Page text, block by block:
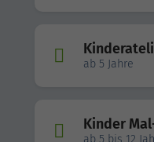
ab 5 Jahre
Kinder
ab 5 bis 12